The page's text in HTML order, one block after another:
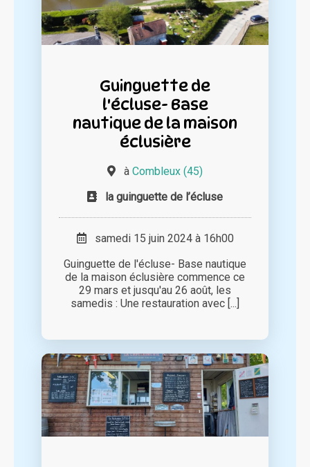
Guinguette de
l'écluse- Base
nautique de la maison
éclusière
à Combleux (45)
la guinguette de l’écluse
samedi 15 juin 2024 à 16h00
Guinguette de l'écluse- Base nautique
de la maison éclusière commence ce
29 mars et jusqu'au 26 août, les
samedis : Une restauration avec [...]